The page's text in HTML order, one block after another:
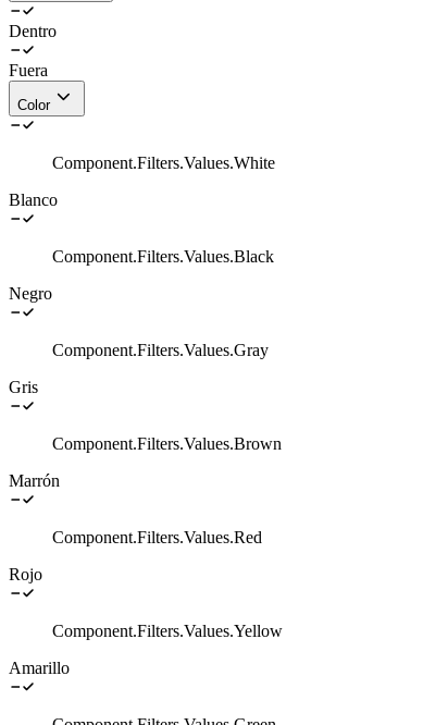
Dentro
Fuera
Color
Component.Filters.Values.White
Blanco
Component.Filters.Values.Black
Negro
Component.Filters.Values.Gray
Gris
Component.Filters.Values.Brown
Marrón
Component.Filters.Values.Red
Rojo
Component.Filters.Values.Yellow
Amarillo